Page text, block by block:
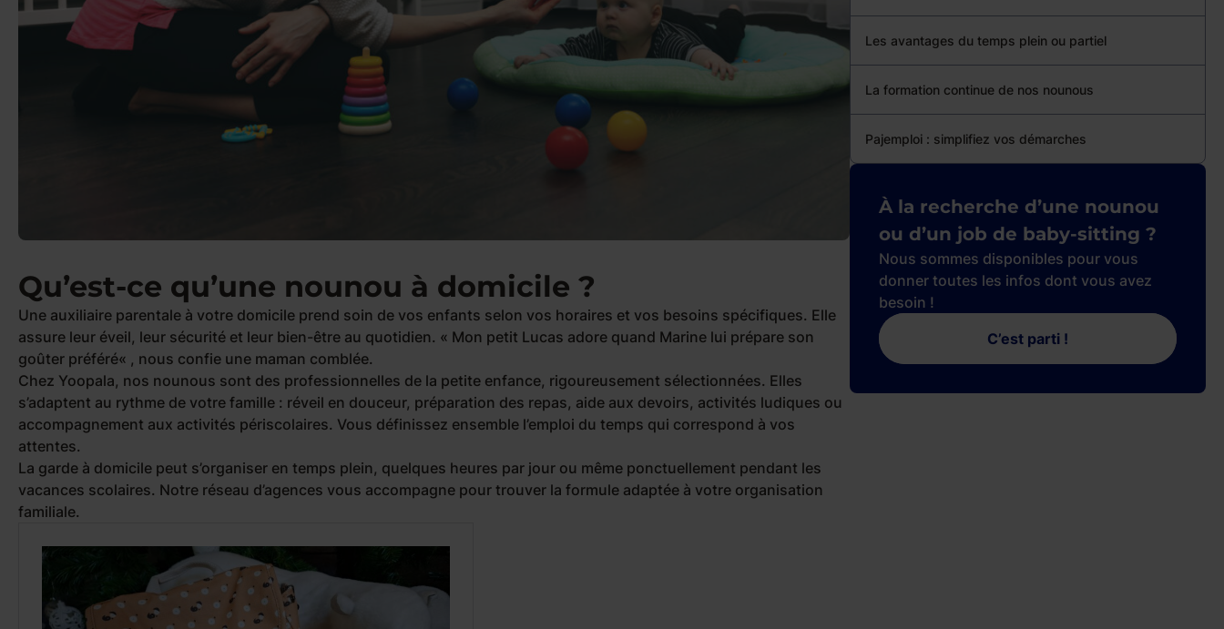
Qu’est-ce qu’une nounou à domicile ?
Une auxiliaire parentale à votre domicile prend soin de vos enfants selon vos horaires et vos besoins spécifiques. Elle
assure leur éveil, leur sécurité et leur bien-être au quotidien. « Mon petit Lucas adore quand Marine lui prépare son
goûter préféré« , nous confie une maman comblée.
Chez Yoopala, nos nounous sont des professionnelles de la petite enfance, rigoureusement sélectionnées. Elles
s’adaptent au rythme de votre famille : réveil en douceur, préparation des repas, aide aux devoirs, activités ludiques ou
accompagnement aux activités périscolaires. Vous définissez ensemble l’emploi du temps qui correspond à vos
attentes.
La garde à domicile peut s’organiser en temps plein, quelques heures par jour ou même ponctuellement pendant les
vacances scolaires. Notre réseau d’agences vous accompagne pour trouver la formule adaptée à votre organisation
familiale.
Les avantages du temps plein ou partiel
La formation continue de nos nounous
Pajemploi : simplifiez vos démarches
À la recherche d’une nounou
ou d’un job de baby-sitting ?
Nous sommes disponibles pour vous
donner toutes les infos dont vous avez
besoin !
C’est parti !